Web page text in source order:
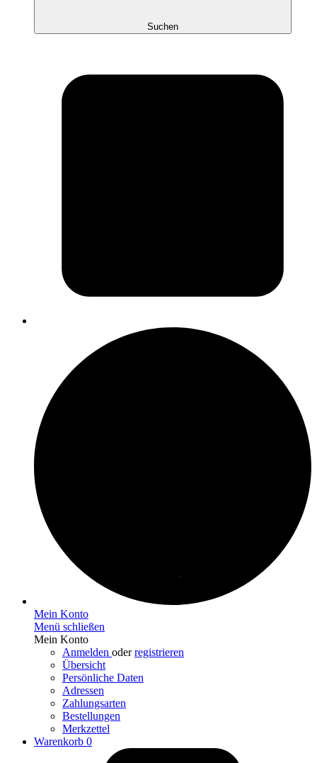
Suchen
Mein Konto
Menü schließen
Mein Konto
Anmelden oderregistrieren
Übersicht
Persönliche Daten
Adressen
Zahlungsarten
Bestellungen
Merkzettel
Warenkorb 0